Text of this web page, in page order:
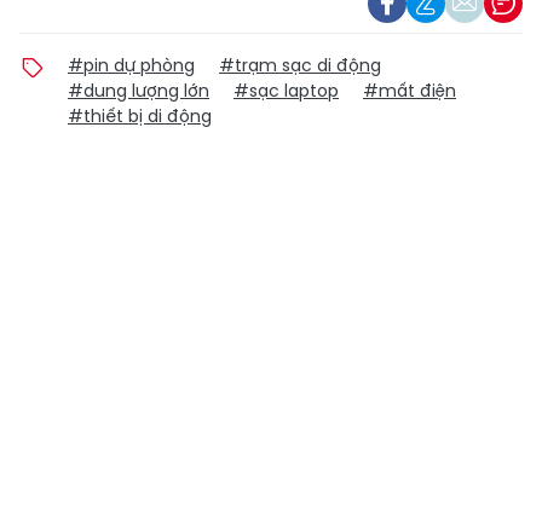
#pin dự phòng
#trạm sạc di động
#dung lượng lớn
#sạc laptop
#mất điện
#thiết bị di động